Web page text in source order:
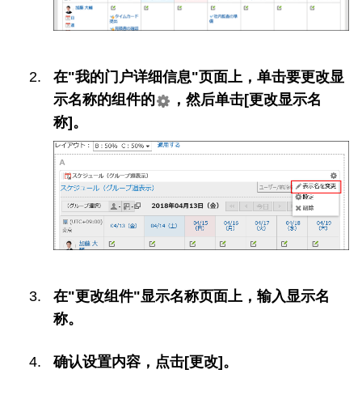
在"我的门户详细信息"页面上，单击要更改显
示名称的组件的
，然后单击[更改显示名
称]。
在"更改组件"显示名称页面上，输入显示名
称。
确认设置内容，点击[更改]。